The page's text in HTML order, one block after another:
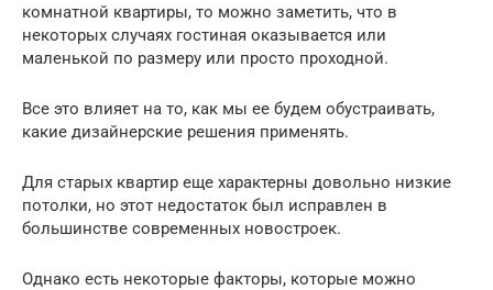
комнатной квартиры, то можно заметить, что в
некоторых случаях гостиная оказывается или
маленькой по размеру или просто проходной.
Все это влияет на то, как мы ее будем обустраивать,
какие дизайнерские решения применять.
Для старых квартир еще характерны довольно низкие
потолки, но этот недостаток был исправлен в
большинстве современных новостроек.
Однако есть некоторые факторы, которые можно